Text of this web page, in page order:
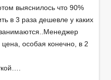
выяснилось что 90%
в 3 раза дешевле у каких
особая конечно, в 2